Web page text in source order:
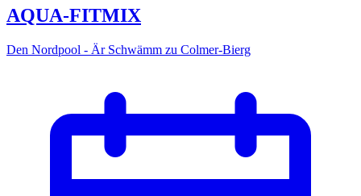
AQUA-FITMIX
Den Nordpool - Är Schwämm zu Colmer-Bierg